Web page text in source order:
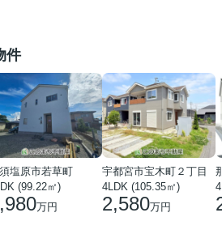
件
塩原市若草町
(99.22㎡)
万円
宇都宮市宝木町２丁目
4LDK (105.35㎡)
2,580万円